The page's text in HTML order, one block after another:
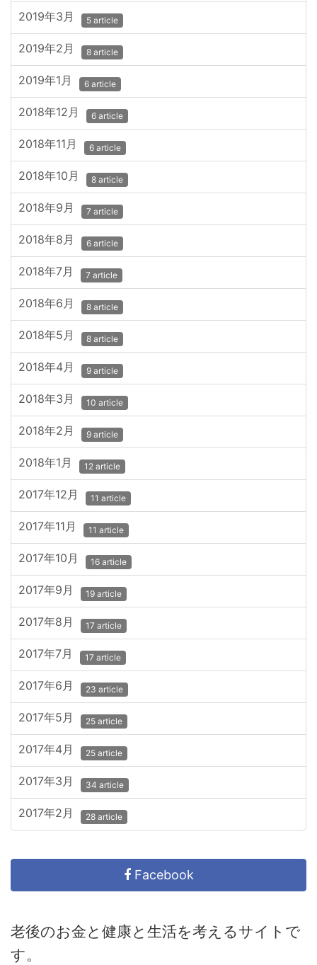
2019年3月 5 article
2019年2月 8 article
2019年1月 6 article
2018年12月 6 article
2018年11月 6 article
2018年10月 8 article
2018年9月 7 article
2018年8月 6 article
2018年7月 7 article
2018年6月 8 article
2018年5月 8 article
2018年4月 9 article
2018年3月 10 article
2018年2月 9 article
2018年1月 12 article
2017年12月 11 article
2017年11月 11 article
2017年10月 16 article
2017年9月 19 article
2017年8月 17 article
2017年7月 17 article
2017年6月 23 article
2017年5月 25 article
2017年4月 25 article
2017年3月 34 article
2017年2月 28 article
Facebook
老後のお金と健康と生活を考えるサイトで
す。